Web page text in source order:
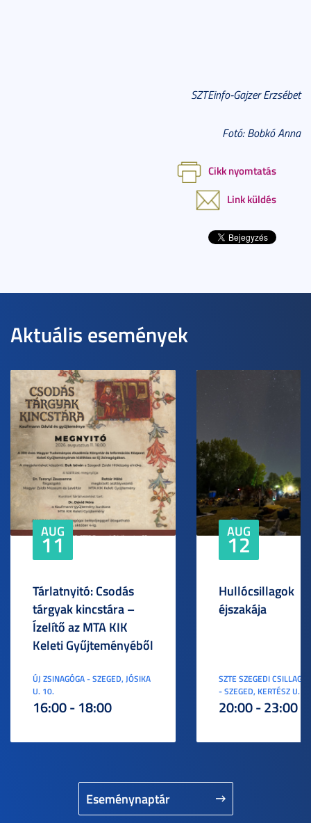
SZTEinfo-Gajzer Erzsébet
Fotó: Bobkó Anna
Cikk nyomtatás
Link küldés
Aktuális események
Eseménynaptár
AUG
11
Tárlatnyitó: Csodás
tárgyak kincstára –
Ízelítő az MTA KIK
Keleti Gyűjteményéből
ÚJ ZSINAGÓGA - SZEGED, JÓSIKA
U. 10.
16:00 - 18:00
AUG
12
Hullócsillagok
éjszakája
SZTE SZEGEDI
- SZEGED, KERTÉSZ U. 3.
20:00 - 23:00